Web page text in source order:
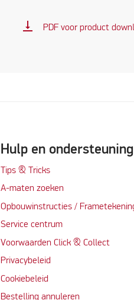
vertical_align_bottom PDF voor product
Hulp en ondersteuning
Tips & Tricks
A-maten zoeken
Opbouwinstructies /
Service centrum
Voorwaarden Click & Collect
Privacybeleid
Cookiebeleid
Bestelling annuleren